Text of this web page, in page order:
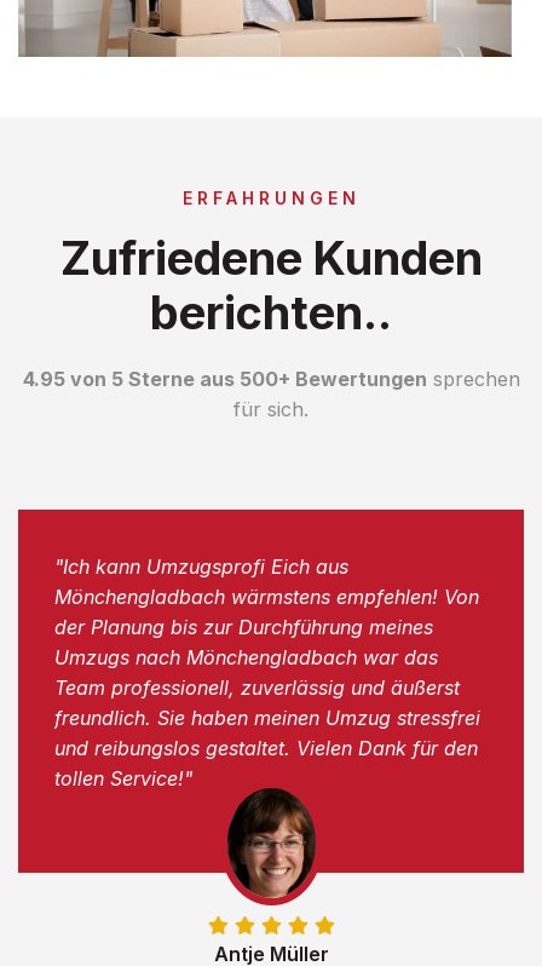
ERFAHRUNGEN
Zufriedene Kunden
berichten..
4.95 von 5 Sterne aus 500+ Bewertungen sprechen
für sich.
Antje Müller
"Ich kann Umzugsprofi Eich aus
Mönchengladbach wärmstens empfehlen! Von
der Planung bis zur Durchführung meines
Umzugs nach Mönchengladbach war das
Team professionell, zuverlässig und äußerst
freundlich. Sie haben meinen Umzug stressfrei
und reibungslos gestaltet. Vielen Dank für den
tollen Service!"